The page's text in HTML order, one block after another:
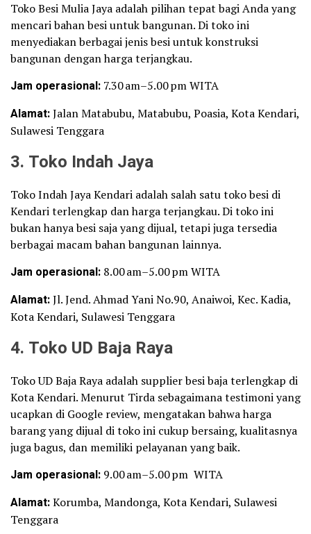
Toko Besi Mulia Jaya adalah pilihan tepat bagi Anda yang
mencari bahan besi untuk bangunan. Di toko ini
menyediakan berbagai jenis besi untuk konstruksi
bangunan dengan harga terjangkau.
Jam operasional: 7.30 am–5.00 pm WITA
Alamat:Jalan Matabubu, Matabubu, Poasia, Kota Kendari,
Sulawesi Tenggara
3. Toko Indah Jaya
Toko Indah Jaya Kendari adalah salah satu toko besi di
Kendari terlengkap dan harga terjangkau. Di toko ini
bukan hanya besi saja yang dijual, tetapi juga tersedia
berbagai macam bahan bangunan lainnya.
Jam operasional: 8.00 am–5.00 pm WITA
Alamat:Jl. Jend. Ahmad Yani No.90, Anaiwoi, Kec. Kadia,
Kota Kendari, Sulawesi Tenggara
4. Toko UD Baja Raya
Toko UD Baja Raya adalah supplier besi baja terlengkap di
Kota Kendari. Menurut Tirda sebagaimana testimoni yang
ucapkan di Google review, mengatakan bahwa harga
barang yang dijual di toko ini cukup bersaing, kualitasnya
juga bagus, dan memiliki pelayanan yang baik.
Jam operasional: 9.00 am–5.00 pm WITA
Alamat:Korumba, Mandonga, Kota Kendari, Sulawesi
Tenggara